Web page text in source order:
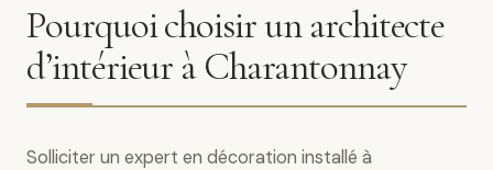
Pourquoi choisir un architecte
d’intérieur à Charantonnay
Solliciter un expert en décoration installé à